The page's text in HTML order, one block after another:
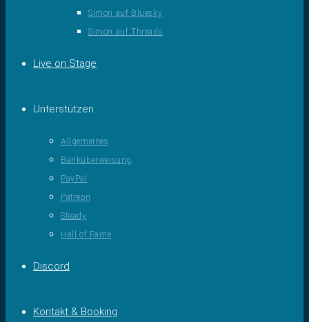
Simon auf Bluesky
Simon auf Threads
Live on Stage
Unterstützen
Allgemeines
Banküberweisung
PayPal
Patreon
Steady
Hall of Fame
Discord
Kontakt & Booking